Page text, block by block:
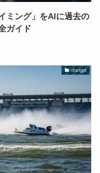
ミング」をAIに過去の
ガイド
chatgpt